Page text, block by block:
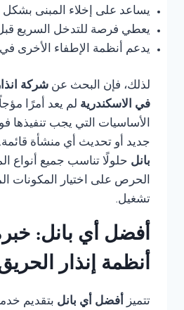
يساعد على إخلاء المبنى
يعطي فرصة للتدخل السريع
يدعم أنظمة الإطفاء الأخرى
لذلك، فإن البحث عن شركة
في الاسكندرية لم يعد أمرًا
الأساسيات التي يجب تنفيذها
جديد أو تحديث أي منشأة
بانل حلولًا تناسب جميع أنواع
الحرص على اختيار المكونات
تشغيل.
أفضل أي بانل:
أنظمة إنذار
تتميز أفضل أي بانل بتقديم